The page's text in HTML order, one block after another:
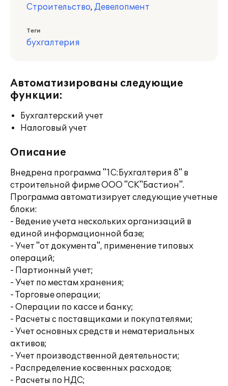
Строительство, Девелопмент
Теги
бухгалтерия
Автоматизированы следующие
функции:
Бухгалтерский учет
Налоговый учет
Описание
Внедрена программа "1С:Бухгалтерия 8" в
строительной фирме ООО "СК"Бастион".
Программа автоматизирует следующие учетные
блоки:
- Ведение учета нескольких организаций в
единой информационной базе;
- Учет "от документа", применение типовых
операций;
- Партионный учет;
- Учет по местам хранения;
- Торговые операции;
- Операции по кассе и банку;
- Расчеты с поставщиками и покупателями;
- Учет основных средств и нематериальных
активов;
- Учет производственной деятельности;
- Распределение косвенных расходов;
- Расчеты по НДС;